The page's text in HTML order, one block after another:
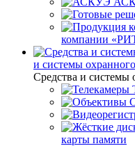
компании
и системы
Средства и системы
карты памяти